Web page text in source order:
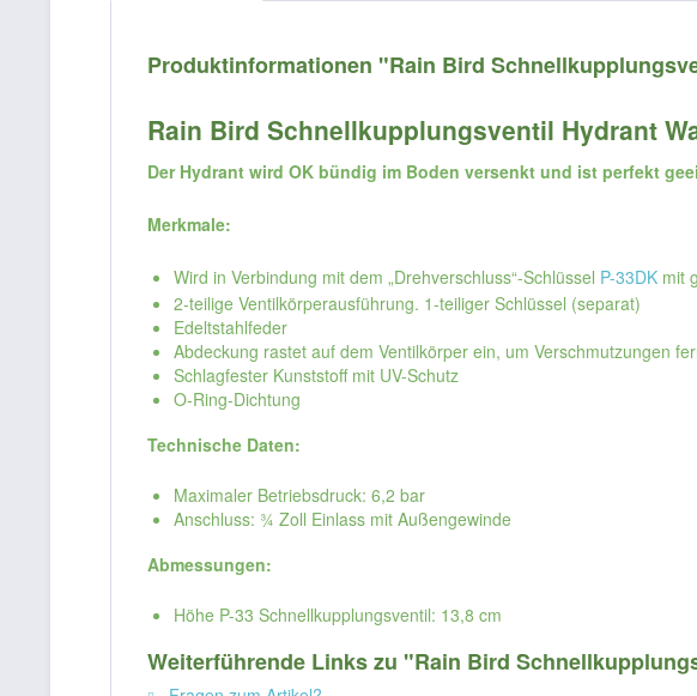
Produktinformationen "Rain Bird
Rain Bird Schnellkupplungsventil Hydrant
Der Hydrant wird OK bündig im Boden versenkt und ist perfekt
Merkmale:
Wird in Verbindung mit dem „Drehverschluss“-Schlüssel P-33DK mit
2-teilige Ventilkörperausführung. 1-teiliger Schlüssel (separat)
Edeltstahlfeder
Abdeckung rastet auf dem Ventilkörper ein, um Verschmutzungen
Schlagfester Kunststoff mit UV-Schutz
O-Ring-Dichtung
Technische Daten:
Maximaler Betriebsdruck: 6,2 bar
Anschluss: ¾ Zoll Einlass mit Außengewinde
Abmessungen:
Höhe P-33 Schnellkupplungsventil: 13,8 cm
Weiterführende Links zu "Rain Bird